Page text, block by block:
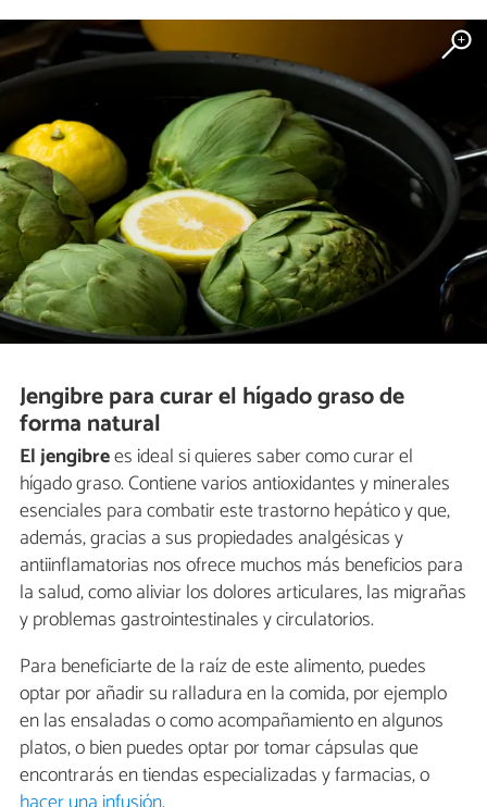
Jengibre para curar el hígado graso de
forma natural
El jengibrees ideal si quieres saber como curar el
hígado graso. Contiene varios antioxidantes y minerales
esenciales para combatir este trastorno hepático y que,
además, gracias a sus propiedades analgésicas y
antiinflamatorias nos ofrece muchos más beneficios para
la salud, como aliviar los dolores articulares, las migrañas
y problemas gastrointestinales y circulatorios.
Para beneficiarte de la raíz de este alimento, puedes
optar por añadir su ralladura en la comida, por ejemplo
en las ensaladas o como acompañamiento en algunos
platos, o bien puedes optar por tomar cápsulas que
encontrarás en tiendas especializadas y farmacias, o